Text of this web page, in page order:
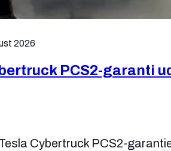
2026
PCS2-garanti
Cybertruck PCS2-